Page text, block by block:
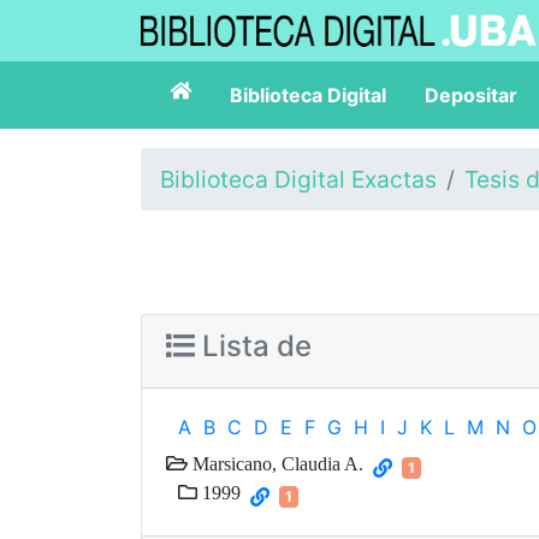
Biblioteca Digital Depositar
Biblioteca Digital Exactas Tesis
Lista de
A B C D E F G H I J K L M N O
Marsicano, Claudia A. 1
1999 1